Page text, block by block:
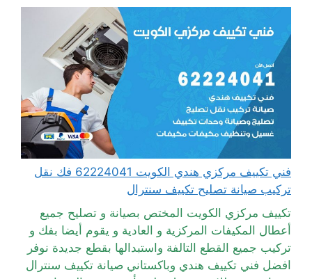
فني تكييف مركزي هندي الكويت 62224041 فك نقل
تركيب صيانة تصليح تكييف سنترال
تكييف مركزي الكويت المختص بصيانة و تصليح جميع
أعطال المكيفات المركزية و العادية و يقوم أيضا بفك و
تركيب جميع القطع التالفة واستبدالها بقطع جديدة نوفر
افضل فني تكييف هندي وباكستاني صيانة تكييف سنترال